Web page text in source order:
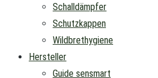
Schalldämpfer
Schutzkappen
Wildbrethygiene
Hersteller
Guide sensmart